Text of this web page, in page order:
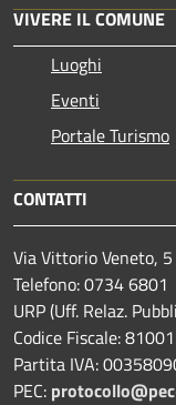
VIVERE IL COMUNE
Luoghi
Eventi
Portale Turismo
CONTATTI
Via Vittorio Veneto,
Telefono: 0734 6801
URP (Uff. Relaz.
Codice Fiscale:
Partita IVA:
PEC: